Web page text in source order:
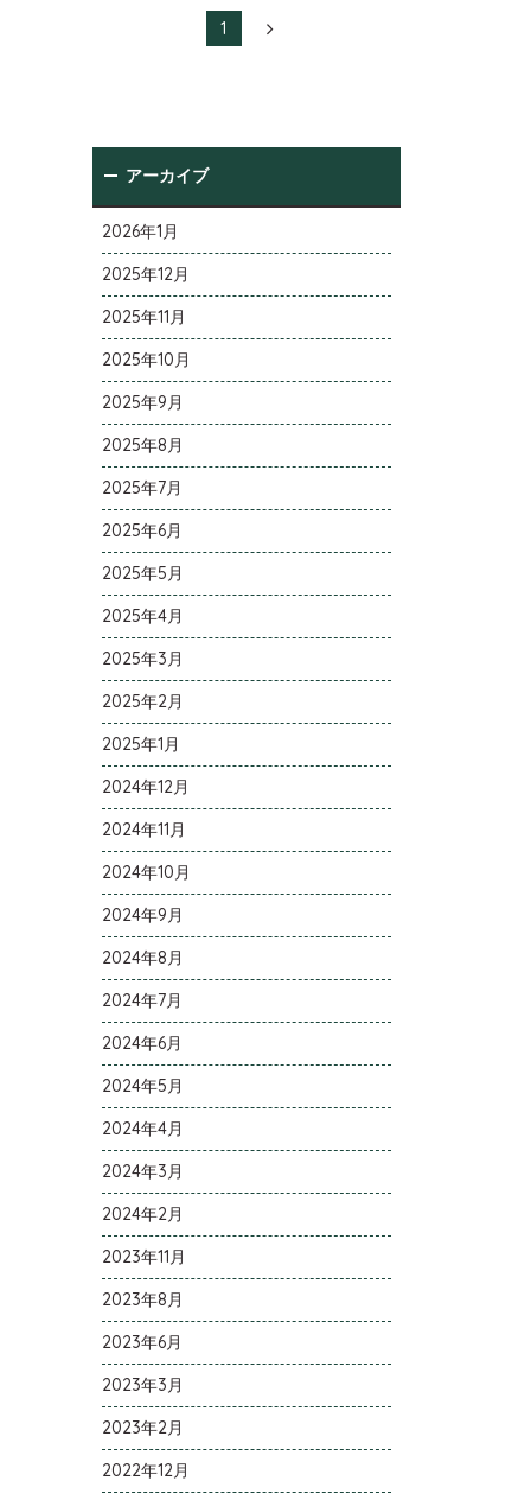
1 2
アーカイブ
2026年1月
2025年12月
2025年11月
2025年10月
2025年9月
2025年8月
2025年7月
2025年6月
2025年5月
2025年4月
2025年3月
2025年2月
2025年1月
2024年12月
2024年11月
2024年10月
2024年9月
2024年8月
2024年7月
2024年6月
2024年5月
2024年4月
2024年3月
2024年2月
2023年11月
2023年8月
2023年6月
2023年3月
2023年2月
2022年12月